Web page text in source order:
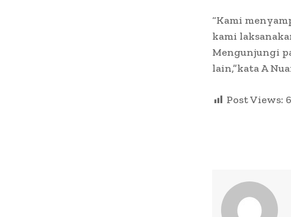
“Kami
kami
Mengunjungi
lain,”kata A
Post Views: